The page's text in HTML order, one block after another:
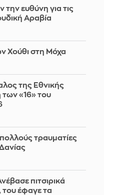
την ευθύνη για τις
Αραβία
Χούθι στη Μόχα
της Εθνικής
«16» του
τραυματίες
πιτσιρικά
έφαγε τα